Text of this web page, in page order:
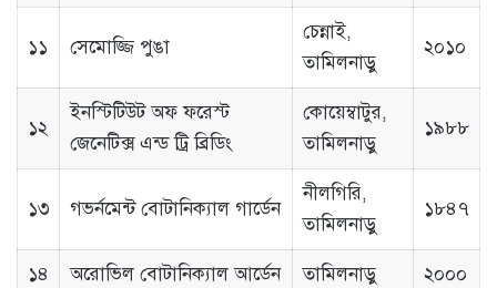
১১ সেমোজ্জি পুঙা
চেন্নাই,
তামিলনাড়ু
২০১০
১২
ইনস্টিটিউট অফ ফরেস্ট
জেনেটিক্স এন্ড ট্রি ব্রিডিং
কোয়েম্বাটুর,
তামিলনাড়ু
১৯৮৮
১৩ গভর্নমেন্ট বোটানিক্যাল গার্ডেন
নীলগিরি,
তামিলনাড়ু
১৮৪৭
১৪ অরোভিল বোটানিক্যাল আর্ডেন তামিলনাড়ু ২০০০